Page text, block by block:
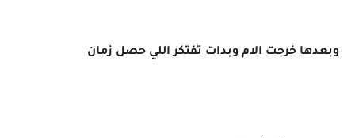
وبعدها خرجت الام وبدات تفتكر اللي حصل زمان